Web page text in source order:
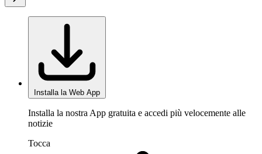
Installa la Web App
Installa la nostra App gratuita e accedi più velocemente alle
notizie
Tocca